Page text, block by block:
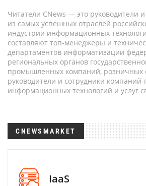
Читатели CNews — это руководители
из самых успешных отраслей
индустрии информационных
составляют топ-менеджеры и
департаментов информатизации
региональных органов
промышленных компаний, розничных
руководители и сотрудники
информационных технологий и услуг
CNEWSMARKET
IaaS